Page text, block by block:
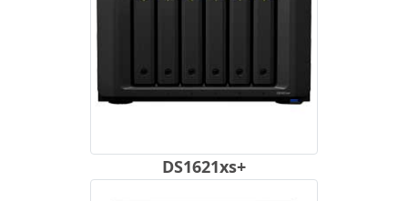
DS1621xs+